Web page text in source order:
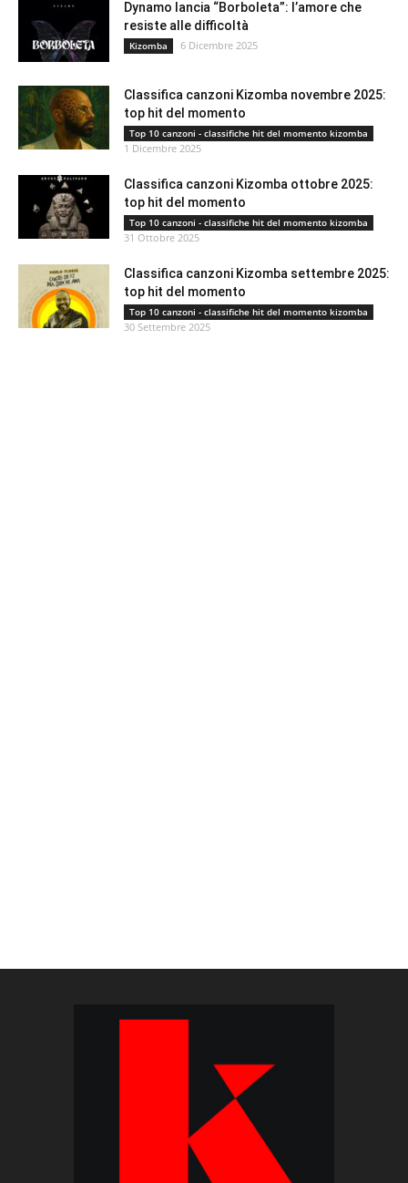
Dynamo lancia “Borboleta”: l’amore che
resiste alle difficoltà
Kizomba 6 Dicembre 2025
Classifica canzoni Kizomba novembre 2025:
top hit del momento
Top 10 canzoni - classifiche hit del momento kizomba
1 Dicembre 2025
Classifica canzoni Kizomba ottobre 2025:
top hit del momento
Top 10 canzoni - classifiche hit del momento kizomba
31 Ottobre 2025
Classifica canzoni Kizomba settembre 2025:
top hit del momento
Top 10 canzoni - classifiche hit del momento kizomba
30 Settembre 2025